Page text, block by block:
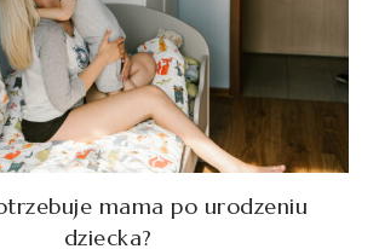
mama po urodzeniu
dziecka?